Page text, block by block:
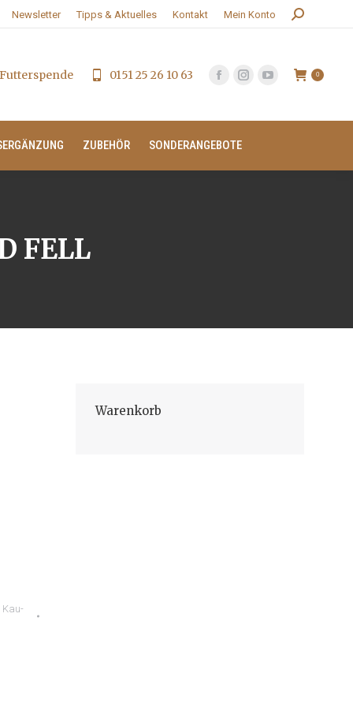
Newsletter Tipps & Aktuelles Kontakt Mein Konto Search:
Futterspende 0151 25 26 10 63 0
ZUBEHÖR SONDERANGEBOTE
FELL
Kau-
Warenkorb